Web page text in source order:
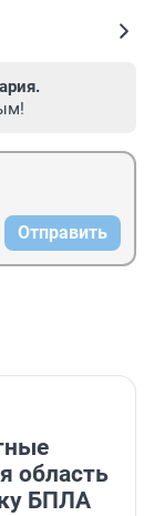
Отправить
область
БПЛА